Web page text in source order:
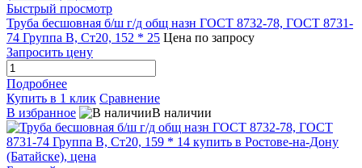
Быстрый просмотр
Труба бесшовная б/ш г/д общ назн ГОСТ 8732-78, ГОСТ 8731-
74 Группа В, Ст20, 152 * 25 Цена по запросу
Запросить цену
Подробнее
Купить в 1 клик Сравнение
В избранное
В наличии